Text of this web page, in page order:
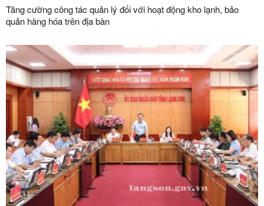
Tăng cường công tác quản lý đối với hoạt động kho lạnh, bảo
quản hàng hóa trên địa bàn